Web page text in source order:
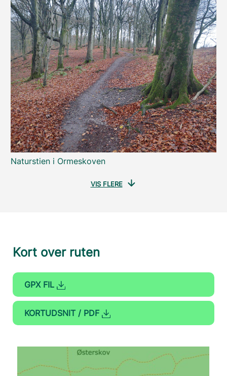
Naturstien i Ormeskoven
VIS FLERE
Kort over ruten
GPX FIL
KORTUDSNIT / PDF